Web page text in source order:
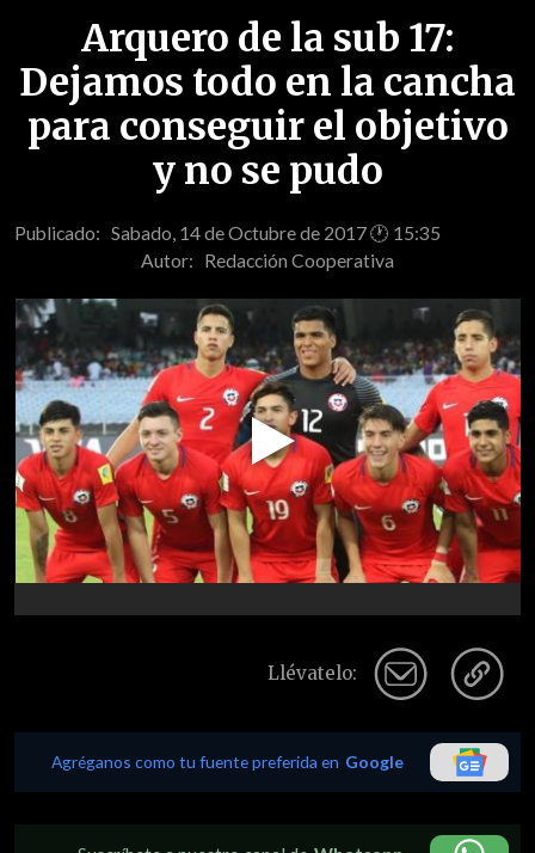
Arquero de la sub 17:
Dejamos todo en la cancha
para conseguir el objetivo
y no se pudo
Publicado: Sabado, 14 de Octubre de 2017 🕐 15:35
Autor: Redacción Cooperativa
Play
Video
Llévatelo:
Agréganos como tu fuente preferida en Google